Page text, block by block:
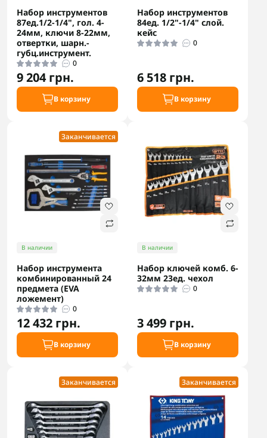
Набор инструментов
87ед.1/2-1/4", гол. 4-
24мм, ключи 8-22мм,
отвертки, шарн.-
губц.инструмент.
0
9 204 грн.
В корзину
Набор инструментов
84ед. 1/2"-1/4" слой.
кейс
0
6 518 грн.
В корзину
Заканчивается
В наличии
Набор инструмента
комбинированный 24
предмета (EVA
ложемент)
0
12 432 грн.
В корзину
В наличии
Набор ключей комб. 6-
32мм 23ед. чехол
0
3 499 грн.
В корзину
Заканчивается Заканчивается